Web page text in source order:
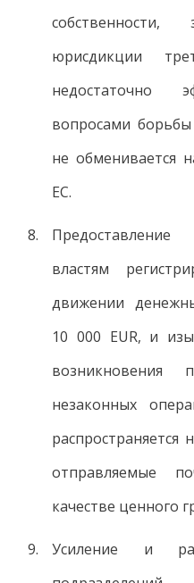
собственности,
юрисдикции
недостаточно
вопросами
не обменивается
ЕС.
властям
движении
10 000 EUR, и
возникновения
незаконных
отправляемые
качестве ценного
Усиление и